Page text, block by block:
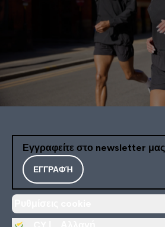
Εγγραφείτε στο newsletter μας
ΕΓΓΡΑΦΉ